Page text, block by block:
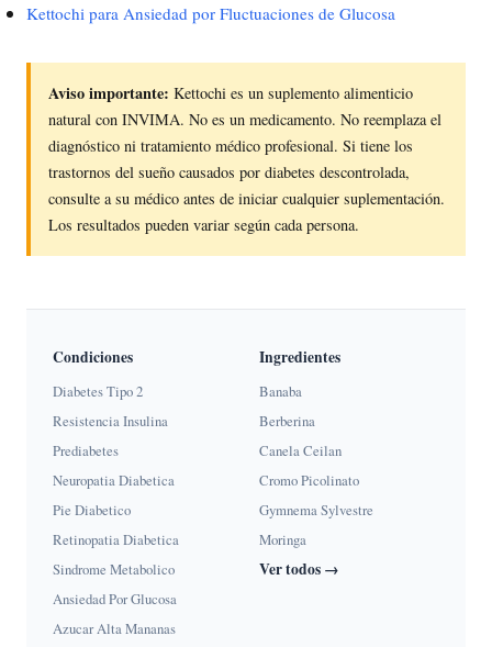
Kettochi para Ansiedad por Fluctuaciones de Glucosa
Aviso importante: Kettochi es un suplemento alimenticio
natural con INVIMA. No es un medicamento. No reemplaza el
diagnóstico ni tratamiento médico profesional. Si tiene los
trastornos del sueño causados por diabetes descontrolada,
consulte a su médico antes de iniciar cualquier suplementación.
Los resultados pueden variar según cada persona.
Condiciones
Diabetes Tipo 2
Resistencia Insulina
Prediabetes
Neuropatia Diabetica
Pie Diabetico
Retinopatia Diabetica
Sindrome Metabolico
Ansiedad Por Glucosa
Azucar Alta Mananas
Ingredientes
Banaba
Berberina
Canela Ceilan
Cromo Picolinato
Gymnema Sylvestre
Moringa
Ver todos →